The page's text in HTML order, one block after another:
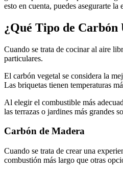
esto en cuenta, puedes asegurarte
¿Qué Tipo de Carbón
Cuando se trata de cocinar al aire
particulares.
El carbón vegetal se considera la
Las briquetas tienen temperaturas
Al elegir el combustible más
las terrazas o jardines más grandes
Carbón de Madera
Cuando se trata de crear una
combustión más largo que otras